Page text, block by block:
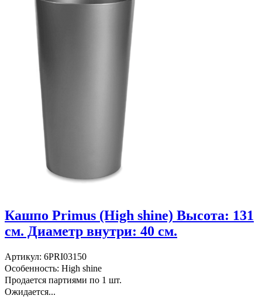
Кашпо Primus (High shine) Высота: 131
см. Диаметр внутри: 40 см.
Артикул: 6PRI03150
Особенность: High shine
Продается партиями по 1 шт.
Ожидается...